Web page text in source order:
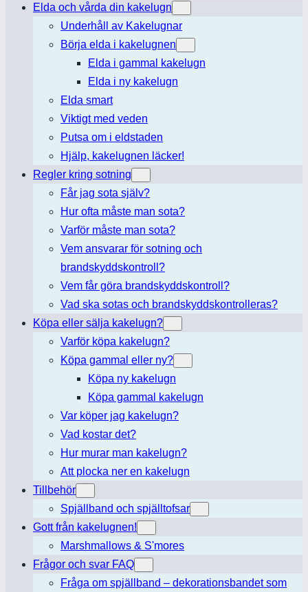
Elda och vårda din kakelugn
Underhåll av Kakelugnar
Börja elda i kakelugnen
Elda i gammal kakelugn
Elda i ny kakelugn
Elda smart
Viktigt med veden
Putsa om i eldstaden
Hjälp, kakelugnen läcker!
Regler kring sotning
Får jag sota själv?
Hur ofta måste man sota?
Varför måste man sota?
Vem ansvarar för sotning och
brandskyddskontroll?
Vem får göra brandskyddskontroll?
Vad ska sotas och brandskyddskontrolleras?
Köpa eller sälja kakelugn?
Varför köpa kakelugn?
Köpa gammal eller ny?
Köpa ny kakelugn
Köpa gammal kakelugn
Var köper jag kakelugn?
Vad kostar det?
Hur murar man kakelugn?
Att plocka ner en kakelugn
Tillbehör
Spjällband och spjälltofsar
Gott från kakelugnen!
Marshmallows & S'mores
Frågor och svar FAQ
Fråga om spjällband – dekorationsbandet som